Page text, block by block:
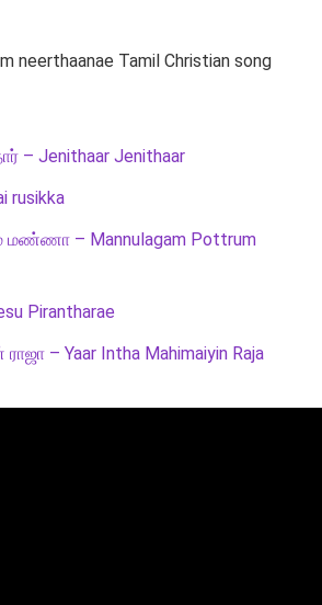
neerthaanae Tamil Christian song
– Jenithaar Jenithaar
rusikka
– Mannulagam Pottrum
Pirantharae
– Yaar Intha Mahimaiyin Raja